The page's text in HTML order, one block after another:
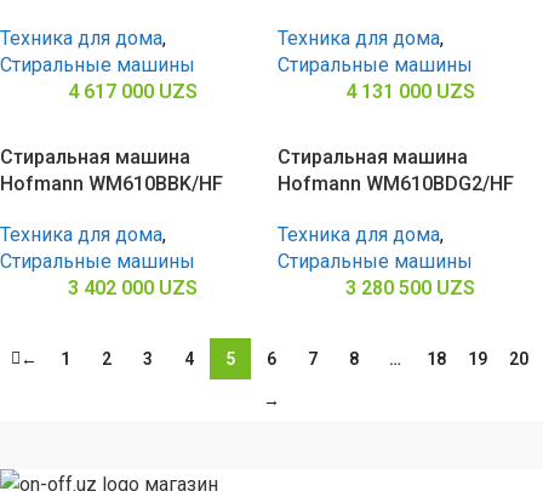
Техника для дома,
Стиральные машины
4 617 000 UZS
Техника для дома,
Стиральные машины
4 131 000 UZS
Стиральная машина
Hofmann WM610BBK/HF
Техника для дома,
Стиральные машины
3 402 000 UZS
Стиральная машина
Hofmann WM610BDG2/HF
Техника для дома,
Стиральные машины
3 280 500 UZS
← 1 2 3 4 5 6 7 8 … 18 19 20
→